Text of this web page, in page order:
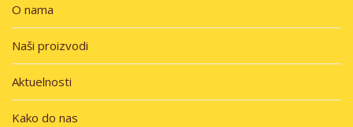
O nama
Naši proizvodi
Aktuelnosti
Kako do nas